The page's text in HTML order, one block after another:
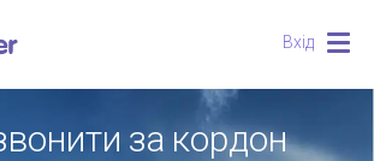
Вхід
за кордон